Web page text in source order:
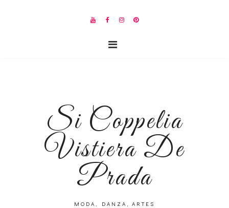
Si Coppelia
Vistiera De
Prada
MODA, DANZA, ARTES